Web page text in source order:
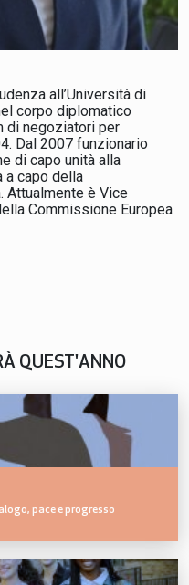
all’Università di
corpo diplomatico
di negoziatori per
Dal 2007 funzionario
di capo unità alla
a capo della
Attualmente è Vice
Commissione Europea
QUEST'ANNO
pace e progresso